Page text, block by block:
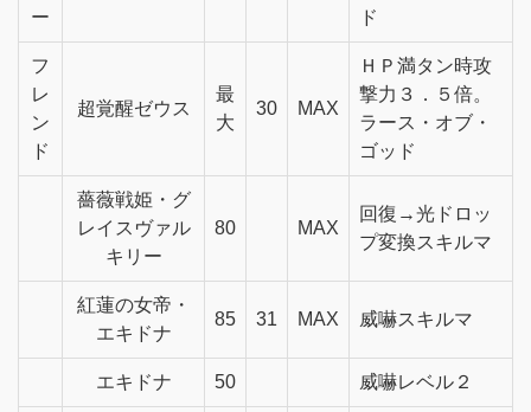
ー
ド
フ
レ
ン
ド
超覚醒ゼウス
最
大
30 MAX
ＨＰ満タン時攻
撃力３．５倍。
ラース・オブ・
ゴッド
薔薇戦姫・グ
レイスヴァル
キリー
80 MAX
回復→光ドロッ
プ変換スキルマ
紅蓮の女帝・
エキドナ
85 31 MAX 威嚇スキルマ
エキドナ 50 威嚇レベル２